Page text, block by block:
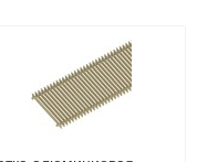
алюминиевая
itermic
цвета